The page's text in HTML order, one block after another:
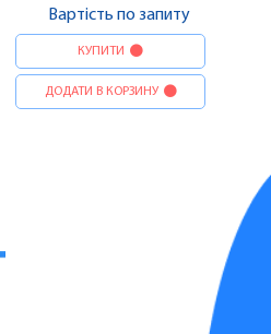
Вартість по запиту
КУПИТИ
ДОДАТИ В КОРЗИНУ